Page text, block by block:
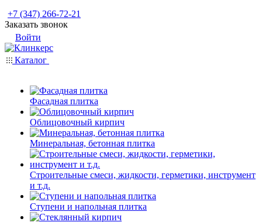
+7 (347) 266-72-21
Заказать звонок
Войти
Каталог
Фасадная плитка
Облицовочный кирпич
Минеральная, бетонная плитка
Строительные смеси, жидкости, герметики, инструмент
и т.д.
Ступени и напольная плитка